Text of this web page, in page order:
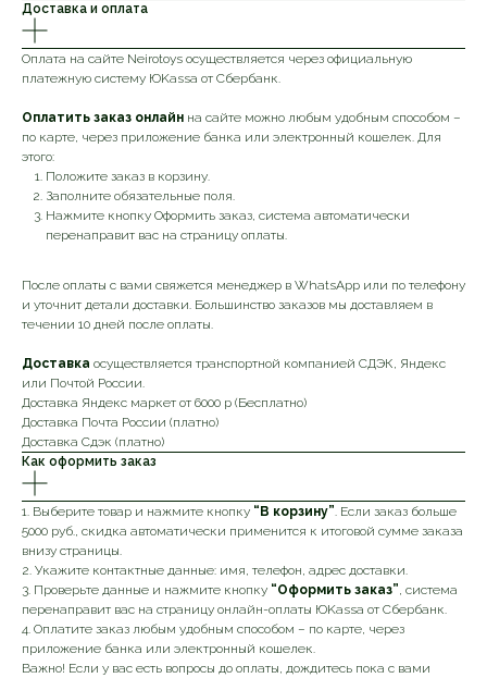
Доставка и оплата
Оплата на сайте Neirotoys осуществляется через официальную
платежную систему ЮKassа от Сбербанк.
Оплатить заказ онлайн на сайте можно любым удобным способом –
по карте, через приложение банка или электронный кошелек. Для
этого:
Положите заказ в корзину.
Заполните обязательные поля.
Нажмите кнопку Оформить заказ, система автоматически
перенаправит вас на страницу оплаты.
После оплаты с вами свяжется менеджер в WhatsApp или по телефону
и уточнит детали доставки. Большинство заказов мы доставляем в
течении 10 дней после оплаты.
Доставка осуществляется транспортной компанией СДЭК, Яндекс
или Почтой России.
Доставка Яндекс маркет от 6000 р (Бесплатно)
Доставка Почта России (платно)
Доставка Сдэк (платно)
Как оформить заказ
1. Выберите товар и нажмите кнопку “В корзину”. Если заказ больше
5000 руб., скидка автоматически применится к итоговой сумме заказа
внизу страницы.
2. Укажите контактные данные: имя, телефон, адрес доставки.
3. Проверьте данные и нажмите кнопку “Оформить заказ”, система
перенаправит вас на страницу онлайн-оплаты ЮKassa от Сбербанк.
4. Оплатите заказ любым удобным способом – по карте, через
приложение банка или электронный кошелек.
Важно! Если у вас есть вопросы до оплаты, дождитесь пока с вами